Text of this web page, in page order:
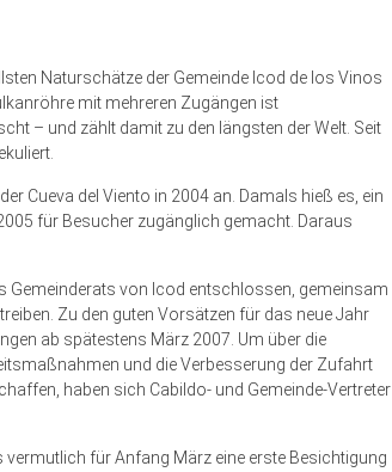
Naturschätze der Gemeinde Icod de los Vinos
mit mehreren Zugängen ist
– und zählt damit zu den längsten der Welt. Seit
Cueva del Viento in 2004 an. Damals hieß es, ein
für Besucher zugänglich gemacht. Daraus
Gemeinderats von Icod entschlossen, gemeinsam
Zu den guten Vorsätzen für das neue Jahr
ab spätestens März 2007. Um über die
und die Verbesserung der Zufahrt
haben sich Cabildo- und Gemeinde-Vertreter
vermutlich für Anfang März eine erste Besichtigung